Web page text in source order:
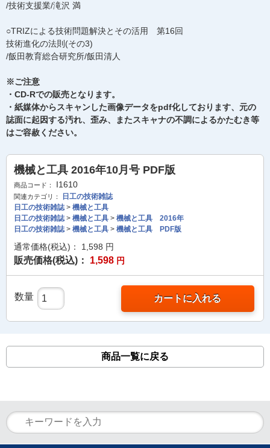
/技術支援業/滝沢 満
○TRIZによる技術問題解決とその活用 第16回
技術進化の法則(その3)
/飯田教育総合研究所/飯田清人
※ご注意
・CD-Rでの販売となります。
・紙媒体からスキャンした画像データをpdf化しております、元の
誌面に起因する汚れ、歪み、またスキャナの不調によるかたむき等
はご容赦ください。
機械と工具 2016年10月号 PDF版
商品コード： I1610
関連カテゴリ：
日工の技術雑誌
日工の技術雑誌> 機械と工具
日工の技術雑誌> 機械と工具 > 機械と工具 2016年
日工の技術雑誌> 機械と工具 > 機械と工具 PDF版
通常価格(税込)： 1,598 円
販売価格(税込)： 1,598 円
数量 カートに入れる
商品一覧に戻る